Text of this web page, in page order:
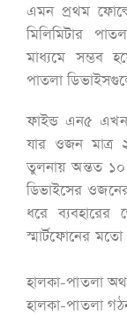
এমন প্রথম
মিলিমিটার
মাধ্যমে সম্ভব
পাতলা
ফাইন্ড এন৫ এখন
যার ওজন মাত্র
তুলনায় অন্তত ১০
ডিভাইসের
ধরে ব্যবহারের
স্মার্টফোনের
হালকা-পাতলা
হালকা-পাতলা